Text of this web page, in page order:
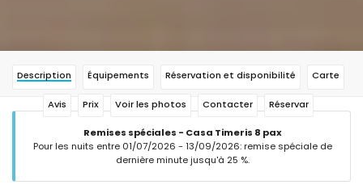
Description Équipements Réservation et disponibilité Carte
Avis Prix Voir les photos Contacter Réservar
Remises spéciales - Casa Timeris 8 pax
Pour les nuits entre 01/07/2026 - 13/09/2026: remise spéciale de
dernière minute jusqu'à 25 %.